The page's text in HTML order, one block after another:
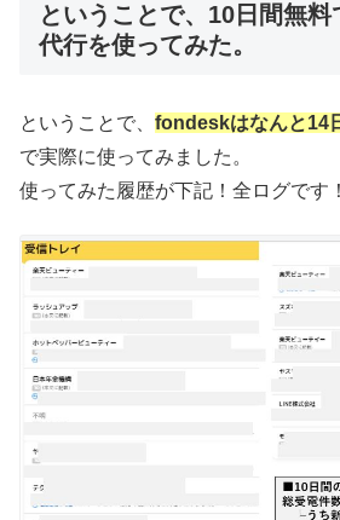
ということで、10日間無
代行を使ってみた。
ということで、 fondeskはなんと14
で実際に使ってみました。
使ってみた履歴が下記！全ログです！